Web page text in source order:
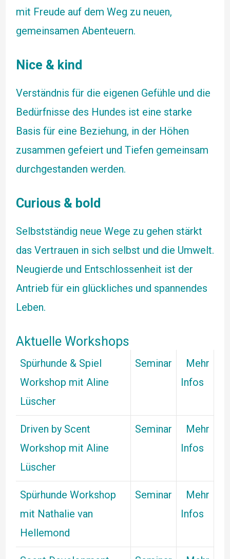
mit Freude auf dem Weg zu neuen,
gemeinsamen Abenteuern.
Nice & kind
Verständnis für die eigenen Gefühle und die
Bedürfnisse des Hundes ist eine starke
Basis für eine Beziehung, in der Höhen
zusammen gefeiert und Tiefen gemeinsam
durchgestanden werden.
Curious & bold
Selbstständig neue Wege zu gehen stärkt
das Vertrauen in sich selbst und die Umwelt.
Neugierde und Entschlossenheit ist der
Antrieb für ein glückliches und spannendes
Leben.
Aktuelle Workshops
Spürhunde & Spiel
Workshop mit Aline
Lüscher
Seminar
Mehr
Infos
Driven by Scent
Workshop mit Aline
Lüscher
Seminar
Mehr
Infos
Spürhunde Workshop
mit Nathalie van
Hellemond
Seminar
Mehr
Infos